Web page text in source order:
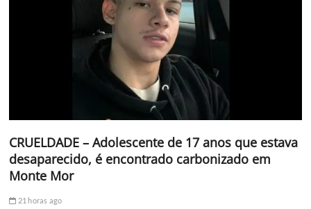
CRUELDADE – Adolescente de 17 anos que estava
desaparecido, é encontrado carbonizado em
Monte Mor
21 horas ago